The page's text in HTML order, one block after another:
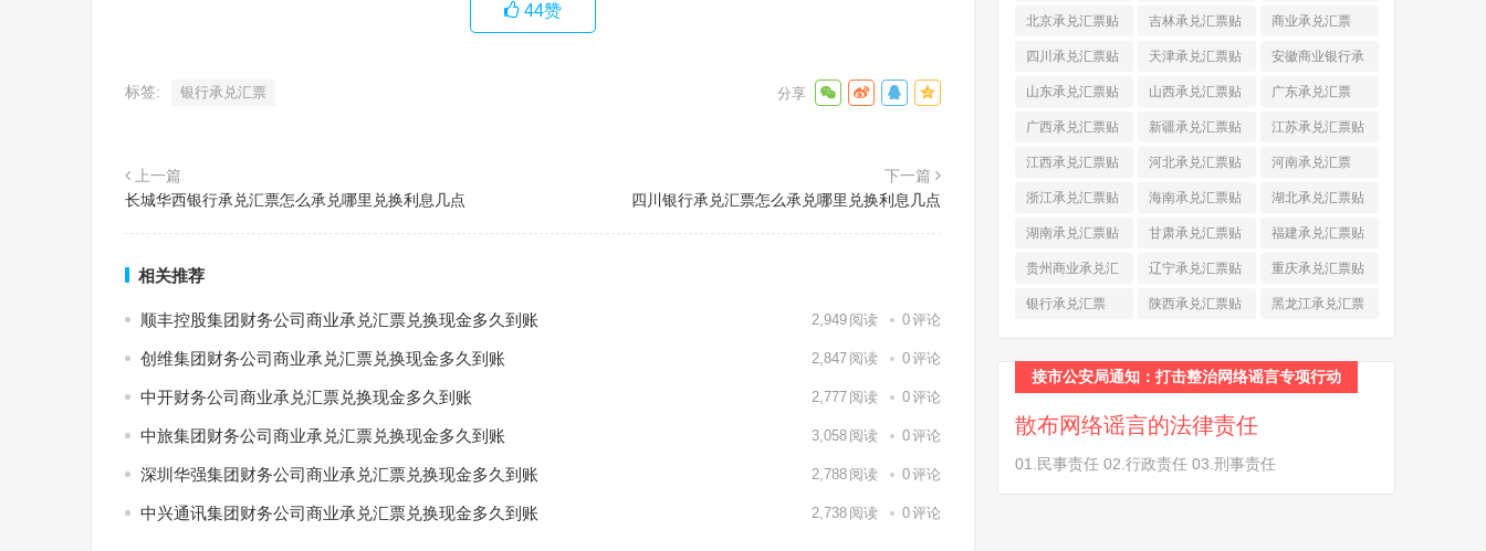
44赞
标签: 银行承兑汇票
上一篇
长城华西银行承兑汇票怎么承兑哪里兑换利息几点
下一篇
四川银行承兑汇票怎么承兑哪里兑换利息几点
相关推荐
顺丰控股集团财务公司商业承兑汇票兑换现金多久到账 2,949 阅读 0评论
创维集团财务公司商业承兑汇票兑换现金多久到账 2,847 阅读 0评论
中开财务公司商业承兑汇票兑换现金多久到账 2,777 阅读 0评论
中旅集团财务公司商业承兑汇票兑换现金多久到账 3,058 阅读 0评论
深圳华强集团财务公司商业承兑汇票兑换现金多久到账 2,788 阅读 0评论
中兴通讯集团财务公司商业承兑汇票兑换现金多久到账 2,738 阅读 0评论
现(520)
现(324)
汇票(316)
北京承兑汇票贴
现 (912)
吉林承兑汇票贴
现(123)
商业承兑汇票
(225)
四川承兑汇票贴
现(790)
天津承兑汇票贴
现(242)
安徽商业银行承
兑汇票 (565)
山东承兑汇票贴
现(874)
山西承兑汇票贴
现(463)
广东承兑汇票
(979)
广西承兑汇票贴
现(278)
新疆承兑汇票贴
现(264)
江苏承兑汇票贴
现(774)
江西承兑汇票贴
现(366)
河北承兑汇票贴
现(374)
河南承兑汇票
(518)
浙江承兑汇票贴
现(691)
海南承兑汇票贴
现(145)
湖北承兑汇票贴
现(587)
湖南承兑汇票贴
现(453)
甘肃承兑汇票贴
现(194)
福建承兑汇票贴
现(945)
贵州商业承兑汇
票(284)
辽宁承兑汇票贴
现(344)
重庆承兑汇票贴
现(232)
银行承兑汇票
陕西承兑汇票贴
黑龙江承兑汇票
接市公安局通知：打击整治网络谣言专项行动
散布网络谣言的法律责任
01.民事责任 02.行政责任 03.刑事责任